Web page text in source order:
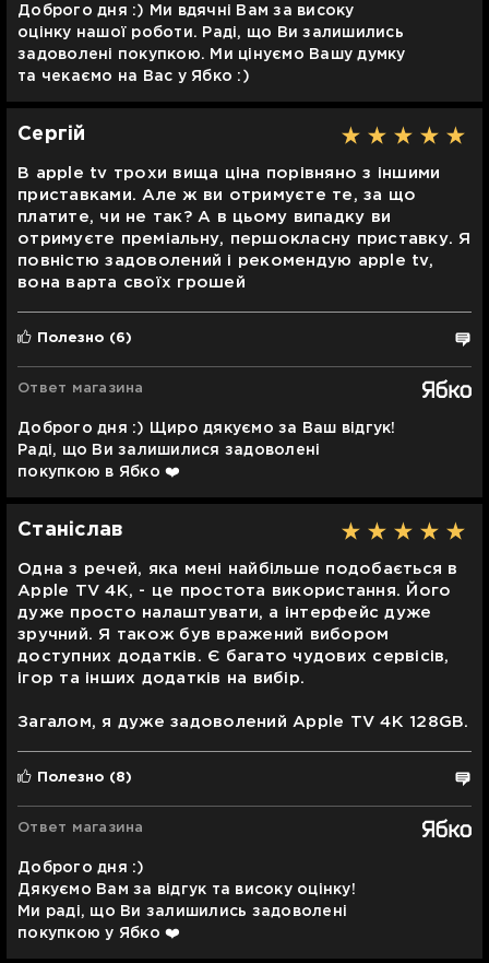
Доброго дня :) Ми вдячні Вам за високу
оцінку нашої роботи. Раді, що Ви залишились
задоволені покупкою. Ми цінуємо Вашу думку
та чекаємо на Вас у Ябко :)
Сергій
В apple tv трохи вища ціна порівняно з іншими
приставками. Але ж ви отримуєте те, за що
платите, чи не так? А в цьому випадку ви
отримуєте преміальну, першокласну приставку. Я
повністю задоволений і рекомендую apple tv,
вона варта своїх грошей
Полезно (6)
Ответ магазина
Доброго дня :) Щиро дякуємо за Ваш відгук!
Раді, що Ви залишилися задоволені
покупкою в Ябко ❤️
Станіслав
Одна з речей, яка мені найбільше подобається в
Apple TV 4K, - це простота використання. Його
дуже просто налаштувати, а інтерфейс дуже
зручний. Я також був вражений вибором
доступних додатків. Є багато чудових сервісів,
ігор та інших додатків на вибір.
Загалом, я дуже задоволений Apple TV 4K 128GB.
Полезно (8)
Ответ магазина
Доброго дня :)
Дякуємо Вам за відгук та високу оцінку!
Ми раді, що Ви залишились задоволені
покупкою у Ябко ❤️